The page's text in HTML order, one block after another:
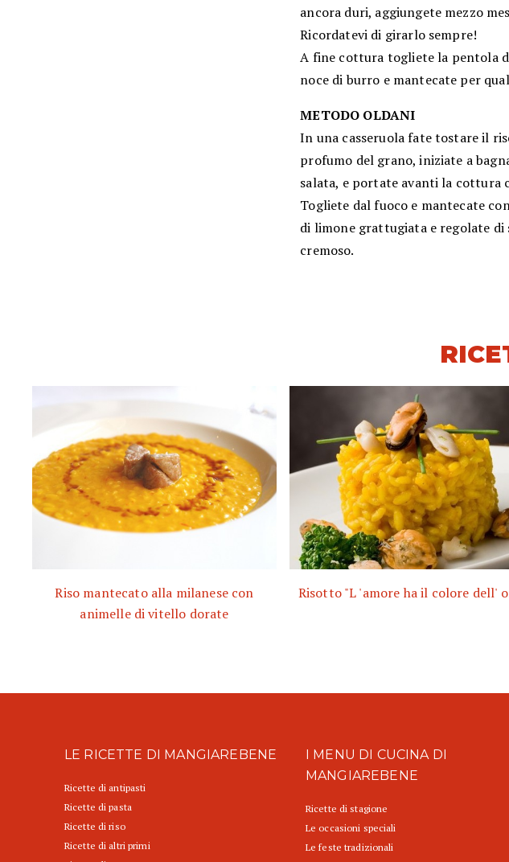
ancora duri, aggiungete mezzo
Ricordatevi di girarlo sempre!
A fine cottura togliete la pentola
noce di burro e mantecate per
METODO OLDANI
In una casseruola fate tostare il
profumo del grano, iniziate a
salata, e portate avanti la cottura
Togliete dal fuoco e mantecate
di limone grattugiata e regolate di
cremoso.
Riso mantecato alla milanese con
animelle di vitello dorate
Risotto "L 'amore ha il colore dell'
LE RICETTE DI MANGIAREBENE
Ricette di antipasti
Ricette di pasta
Ricette di riso
Ricette di altri primi
I MENU DI CUCINA DI
MANGIAREBENE
Ricette di stagione
Le occasioni speciali
Le feste tradizionali